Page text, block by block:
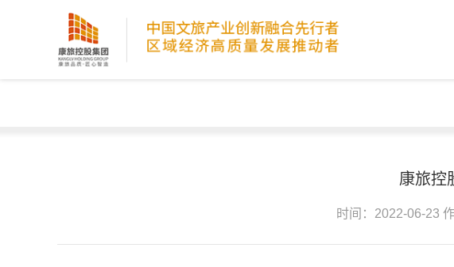
康旅控
时间：2022-06-23